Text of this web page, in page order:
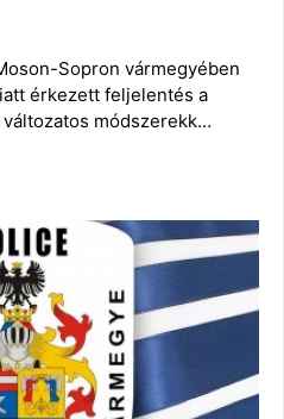
Sopron vármegyében
érkezett feljelentés a
módszerekk…